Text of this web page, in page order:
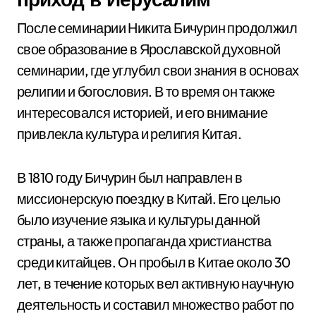
После семинарии Никита Бичурин продолжил
свое образование в Ярославской духовной
семинарии, где углубил свои знания в основах
религии и богословия. В то время он также
интересовался историей, и его внимание
привлекла культура и религия Китая.
В 1810 году Бичурин был направлен в
миссионерскую поездку в Китай. Его целью
было изучение языка и культуры данной
страны, а также пропаганда христианства
среди китайцев. Он пробыл в Китае около 30
лет, в течение которых вел активную научную
деятельность и составил множество работ по